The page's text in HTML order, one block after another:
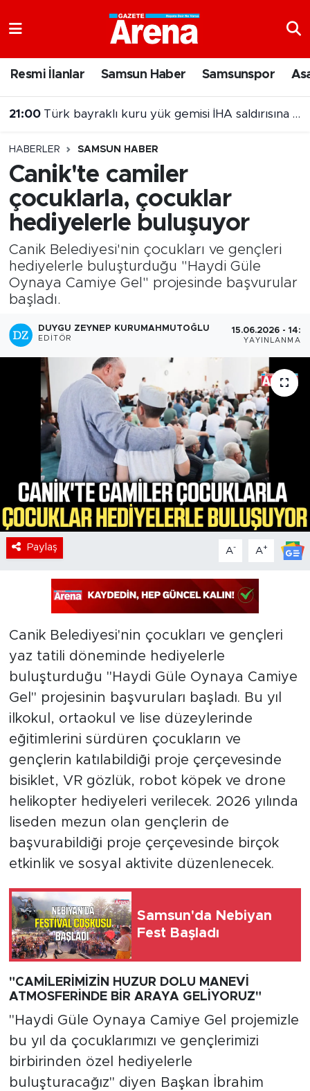
Resmi İlanlar Samsun Haber Samsunspor
21:00 Türk bayraklı kuru yük gemisi İHA saldırısına uğradı
20:00 Samsun'da Nebiyan Fest Başladı
HABERLER SAMSUN HABER
Canik'te camiler
çocuklarla, çocuklar
hediyelerle buluşuyor
Canik Belediyesi'nin çocukları ve gençleri
hediyelerle buluşturduğu "Haydi Güle
Oynaya Camiye Gel" projesinde başvurular
başladı.
DUYGU ZEYNEP KURUMAHMUTOĞLU
EDITÖR
15.06.2026 -
YAYINLANMA
Paylaş A- A+
Canik Belediyesi'nin çocukları ve gençleri
yaz tatili döneminde hediyelerle
buluşturduğu "Haydi Güle Oynaya Camiye
Gel" projesinin başvuruları başladı. Bu yıl
ilkokul, ortaokul ve lise düzeylerinde
eğitimlerini sürdüren çocukların ve
gençlerin katılabildiği proje çerçevesinde
bisiklet, VR gözlük, robot köpek ve drone
helikopter hediyeleri verilecek. 2026 yılında
liseden mezun olan gençlerin de
başvurabildiği proje çerçevesinde birçok
etkinlik ve sosyal aktivite düzenlenecek.
Samsun'da Nebiyan
Fest Başladı
"CAMİLERİMİZİN HUZUR DOLU MANEVİ
ATMOSFERİNDE BİR ARAYA GELİYORUZ"
"Haydi Güle Oynaya Camiye Gel projemizle
bu yıl da çocuklarımızı ve gençlerimizi
birbirinden özel hediyelerle
buluşturacağız" diyen Başkan İbrahim
Samsun Namaz Vakitleri
Süper Lig Puan Durumu ve Fikstür
Tüm Manşetler
Son Dakika Haberleri
Haber Arşivi